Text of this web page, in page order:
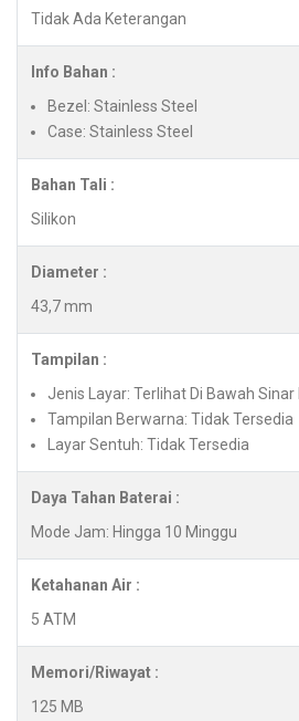
Tidak Ada Keterangan
Info Bahan :
Bezel: Stainless Steel
Case: Stainless Steel
Bahan Tali :
Silikon
Diameter :
43,7 mm
Tampilan :
Jenis Layar: Terlihat Di Bawah
Tampilan Berwarna: Tidak Tersedia
Layar Sentuh: Tidak Tersedia
Daya Tahan Baterai :
Mode Jam: Hingga 10 Minggu
Ketahanan Air :
5 ATM
Memori/Riwayat :
125 MB